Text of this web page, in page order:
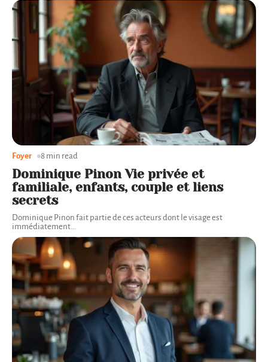
Dominique Pinon Vie privée et
familiale, enfants, couple et liens
secrets
Dominique Pinon fait partie de ces acteurs dont le visage est
immédiatement…
Foyer 8 min read